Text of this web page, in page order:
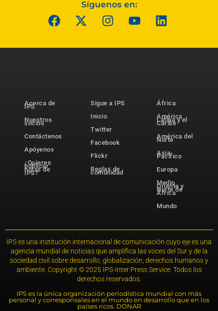
Síguenos en:
Acerca de
IPS
Nuestros
socios
Contáctenos
Apóyenos
¿Quieres
publicar
notas de
IPS?
Sigue a IPS
Inicio
Twitter
Facebook
Flickr
Reglas de
comunidad
África
América
Latina y el
Caribe
América del
Norte
Asia-
Pacífico
Europa
Medio
Oriente y
Norte de
África
Mundo
IPS es una institución internacional de comunicación cuyo eje es una
agencia mundial de noticias que amplifica las voces del Sur y de la
sociedad civil sobre desarrollo, globalización, derechos humanos y
ambiente. Copyright © 2025 IPS-Inter Press Service. Todos los
derechos reservados.
IPS es la única organización periodística mundial con más
personal y corresponsales en el mundo en desarrollo que en los
países ricos. DONAR